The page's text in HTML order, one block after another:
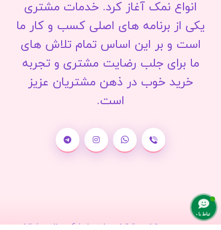
انواع نمک آغاز کرد. خدمات مشتری
یکی از برنامه های اصلی کسب و کار ما
است و بر این اساس تمام تلاش های
ما برای جلب رضایت مشتری و تجربه
خرید خوب در ذهن مشتریان عزیز
است.
تمامی حقوق این سایت برای نمک سمنان محفوظ است.
ارتباط با ما